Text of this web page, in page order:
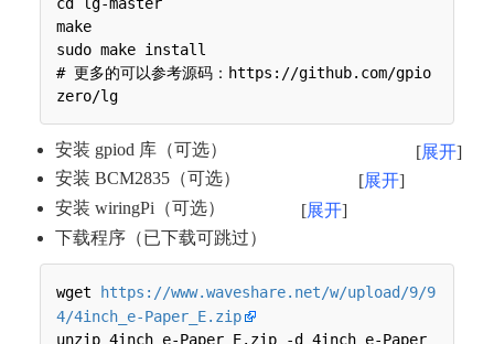
make
sudo make install
# 更多的可以参考源码：https://github.com/gpio
展开
安装 gpiod 库（可选）
展开
安装 BCM2835（可选）
展开
安装 wiringPi（可选）
下载程序（已下载可跳过）
wget
https://www.waveshare.net/w/upload/9/9
4/4inch_e-Paper_E.zip
unzip 4inch_e-Paper_E.zip -d 4inch_e-Paper_